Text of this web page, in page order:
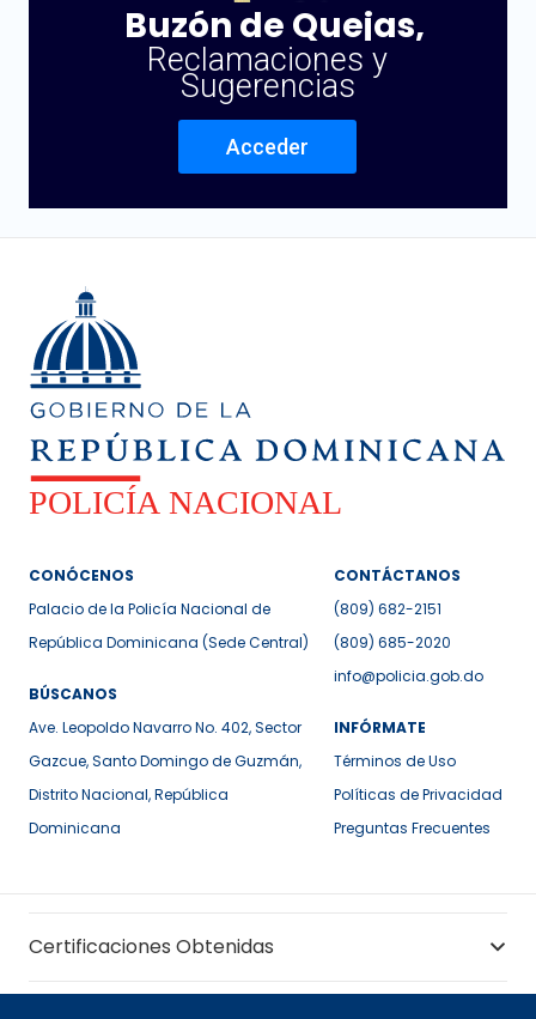
Buzón de Quejas,
Reclamaciones y
Sugerencias
Acceder
CONÓCENOS
Palacio de la Policía Nacional de
República Dominicana (Sede Central)
BÚSCANOS
Ave. Leopoldo Navarro No. 402, Sector
Gazcue, Santo Domingo de Guzmán,
Distrito Nacional, República
Dominicana
CONTÁCTANOS
(809) 682-2151
(809) 685-2020
info@policia.gob.do
INFÓRMATE
Términos de Uso
Políticas de Privacidad
Preguntas Frecuentes
Certificaciones Obtenidas